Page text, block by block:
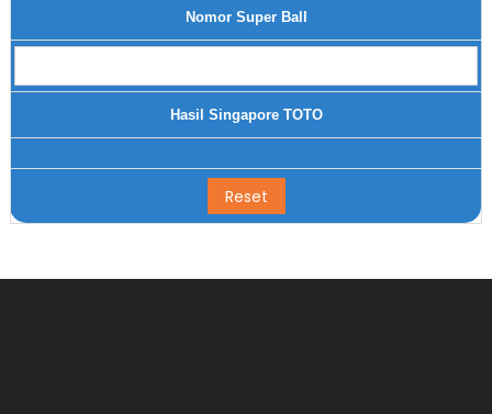
Nomor Super Ball
Hasil Singapore TOTO